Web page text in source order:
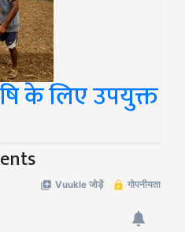
के लिए उपयुक्त